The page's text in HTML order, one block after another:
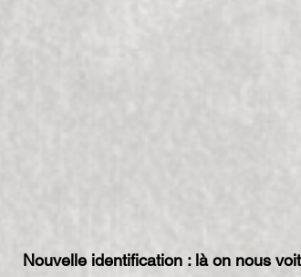
Nouvelle identification : là on nous